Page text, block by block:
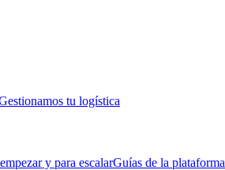
tu logística
y para escalarGuías de la plataforma